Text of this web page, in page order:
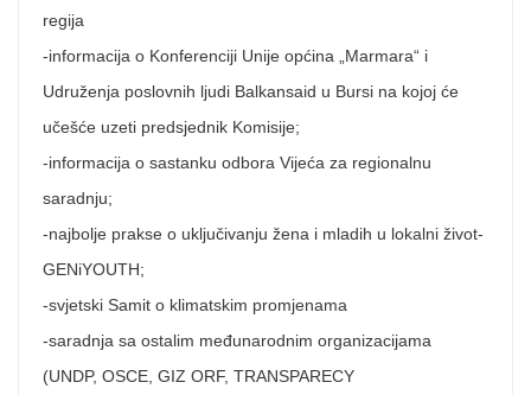
regija
-informacija o Konferenciji Unije općina „Marmara“ i
Udruženja poslovnih ljudi Balkansaid u Bursi na kojoj će
učešće uzeti predsjednik Komisije;
-informacija o sastanku odbora Vijeća za regionalnu
saradnju;
-najbolje prakse o uključivanju žena i mladih u lokalni život-
GENiYOUTH;
-svjetski Samit o klimatskim promjenama
-saradnja sa ostalim međunarodnim organizacijama
(UNDP, OSCE, GIZ ORF, TRANSPARECY